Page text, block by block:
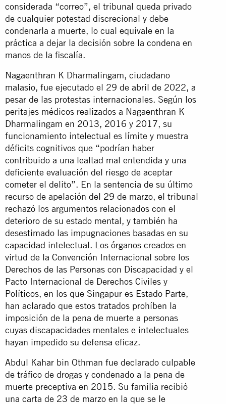
considerada “correo”, el tribunal queda privado
de cualquier potestad discrecional y debe
condenarla a muerte, lo cual equivale en la
práctica a dejar la decisión sobre la condena en
manos de la fiscalía.
Nagaenthran K Dharmalingam, ciudadano
malasio, fue ejecutado el 29 de abril de 2022, a
pesar de las protestas internacionales. Según los
peritajes médicos realizados a Nagaenthran K
Dharmalingam en 2013, 2016 y 2017, su
funcionamiento intelectual es límite y muestra
déficits cognitivos que “podrían haber
contribuido a una lealtad mal entendida y una
deficiente evaluación del riesgo de aceptar
cometer el delito”. En la sentencia de su último
recurso de apelación del 29 de marzo, el tribunal
rechazó los argumentos relacionados con el
deterioro de su estado mental, y también ha
desestimado las impugnaciones basadas en su
capacidad intelectual. Los órganos creados en
virtud de la Convención Internacional sobre los
Derechos de las Personas con Discapacidad y el
Pacto Internacional de Derechos Civiles y
Políticos, en los que Singapur es Estado Parte,
han aclarado que estos tratados prohíben la
imposición de la pena de muerte a personas
cuyas discapacidades mentales e intelectuales
hayan impedido su defensa eficaz.
Abdul Kahar bin Othman fue declarado culpable
de tráfico de drogas y condenado a la pena de
muerte preceptiva en 2015. Su familia recibió
una carta de 23 de marzo en la que se le